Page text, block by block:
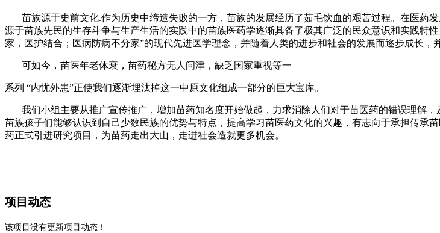
苗族源于史前文化.作为历史中缔造失败的一方，苗族的发展经历了茹毛饮血的艰苦过程。在医药
源于苗族先民的生存斗争与生产生活的实践中的苗族医药学逐渐具备了极其广泛的民众意识和实践特
家，医护结合；医病防病不分家”的现代先进医学理念，并随着人类的进步和社会的发展而逐步成长，
可如今，苗医年老体衰，苗药秘方无人问津，缺乏国家重视等一
系列 “内忧外患”正使我们逐渐埋汰掉这一中原文化组成一部分的巨大宝库。
我们小组主要从推广宣传推广，增加苗药知名度开始做起，力求消除人们对于苗医药的错误理解
苗族孩子们能够认识到自己少数民族的优势与特点，提高学习苗医药文化的兴趣，有志向于承担传承
药正式引进研究项目，为苗药走出大山，走进社会造就更多机会。
项目动态
该项目没有更新项目动态！